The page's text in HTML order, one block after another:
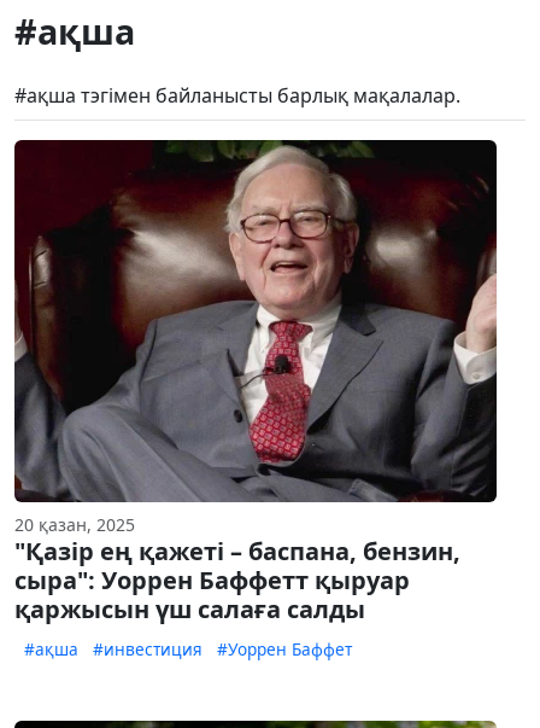
#ақша
#ақша тэгімен байланысты барлық мақалалар.
20 қазан, 2025
"Қазір ең қажеті – баспана, бензин,
сыра": Уоррен Баффетт қыруар
қаржысын үш салаға салды
#ақша #инвестиция #Уоррен Баффет